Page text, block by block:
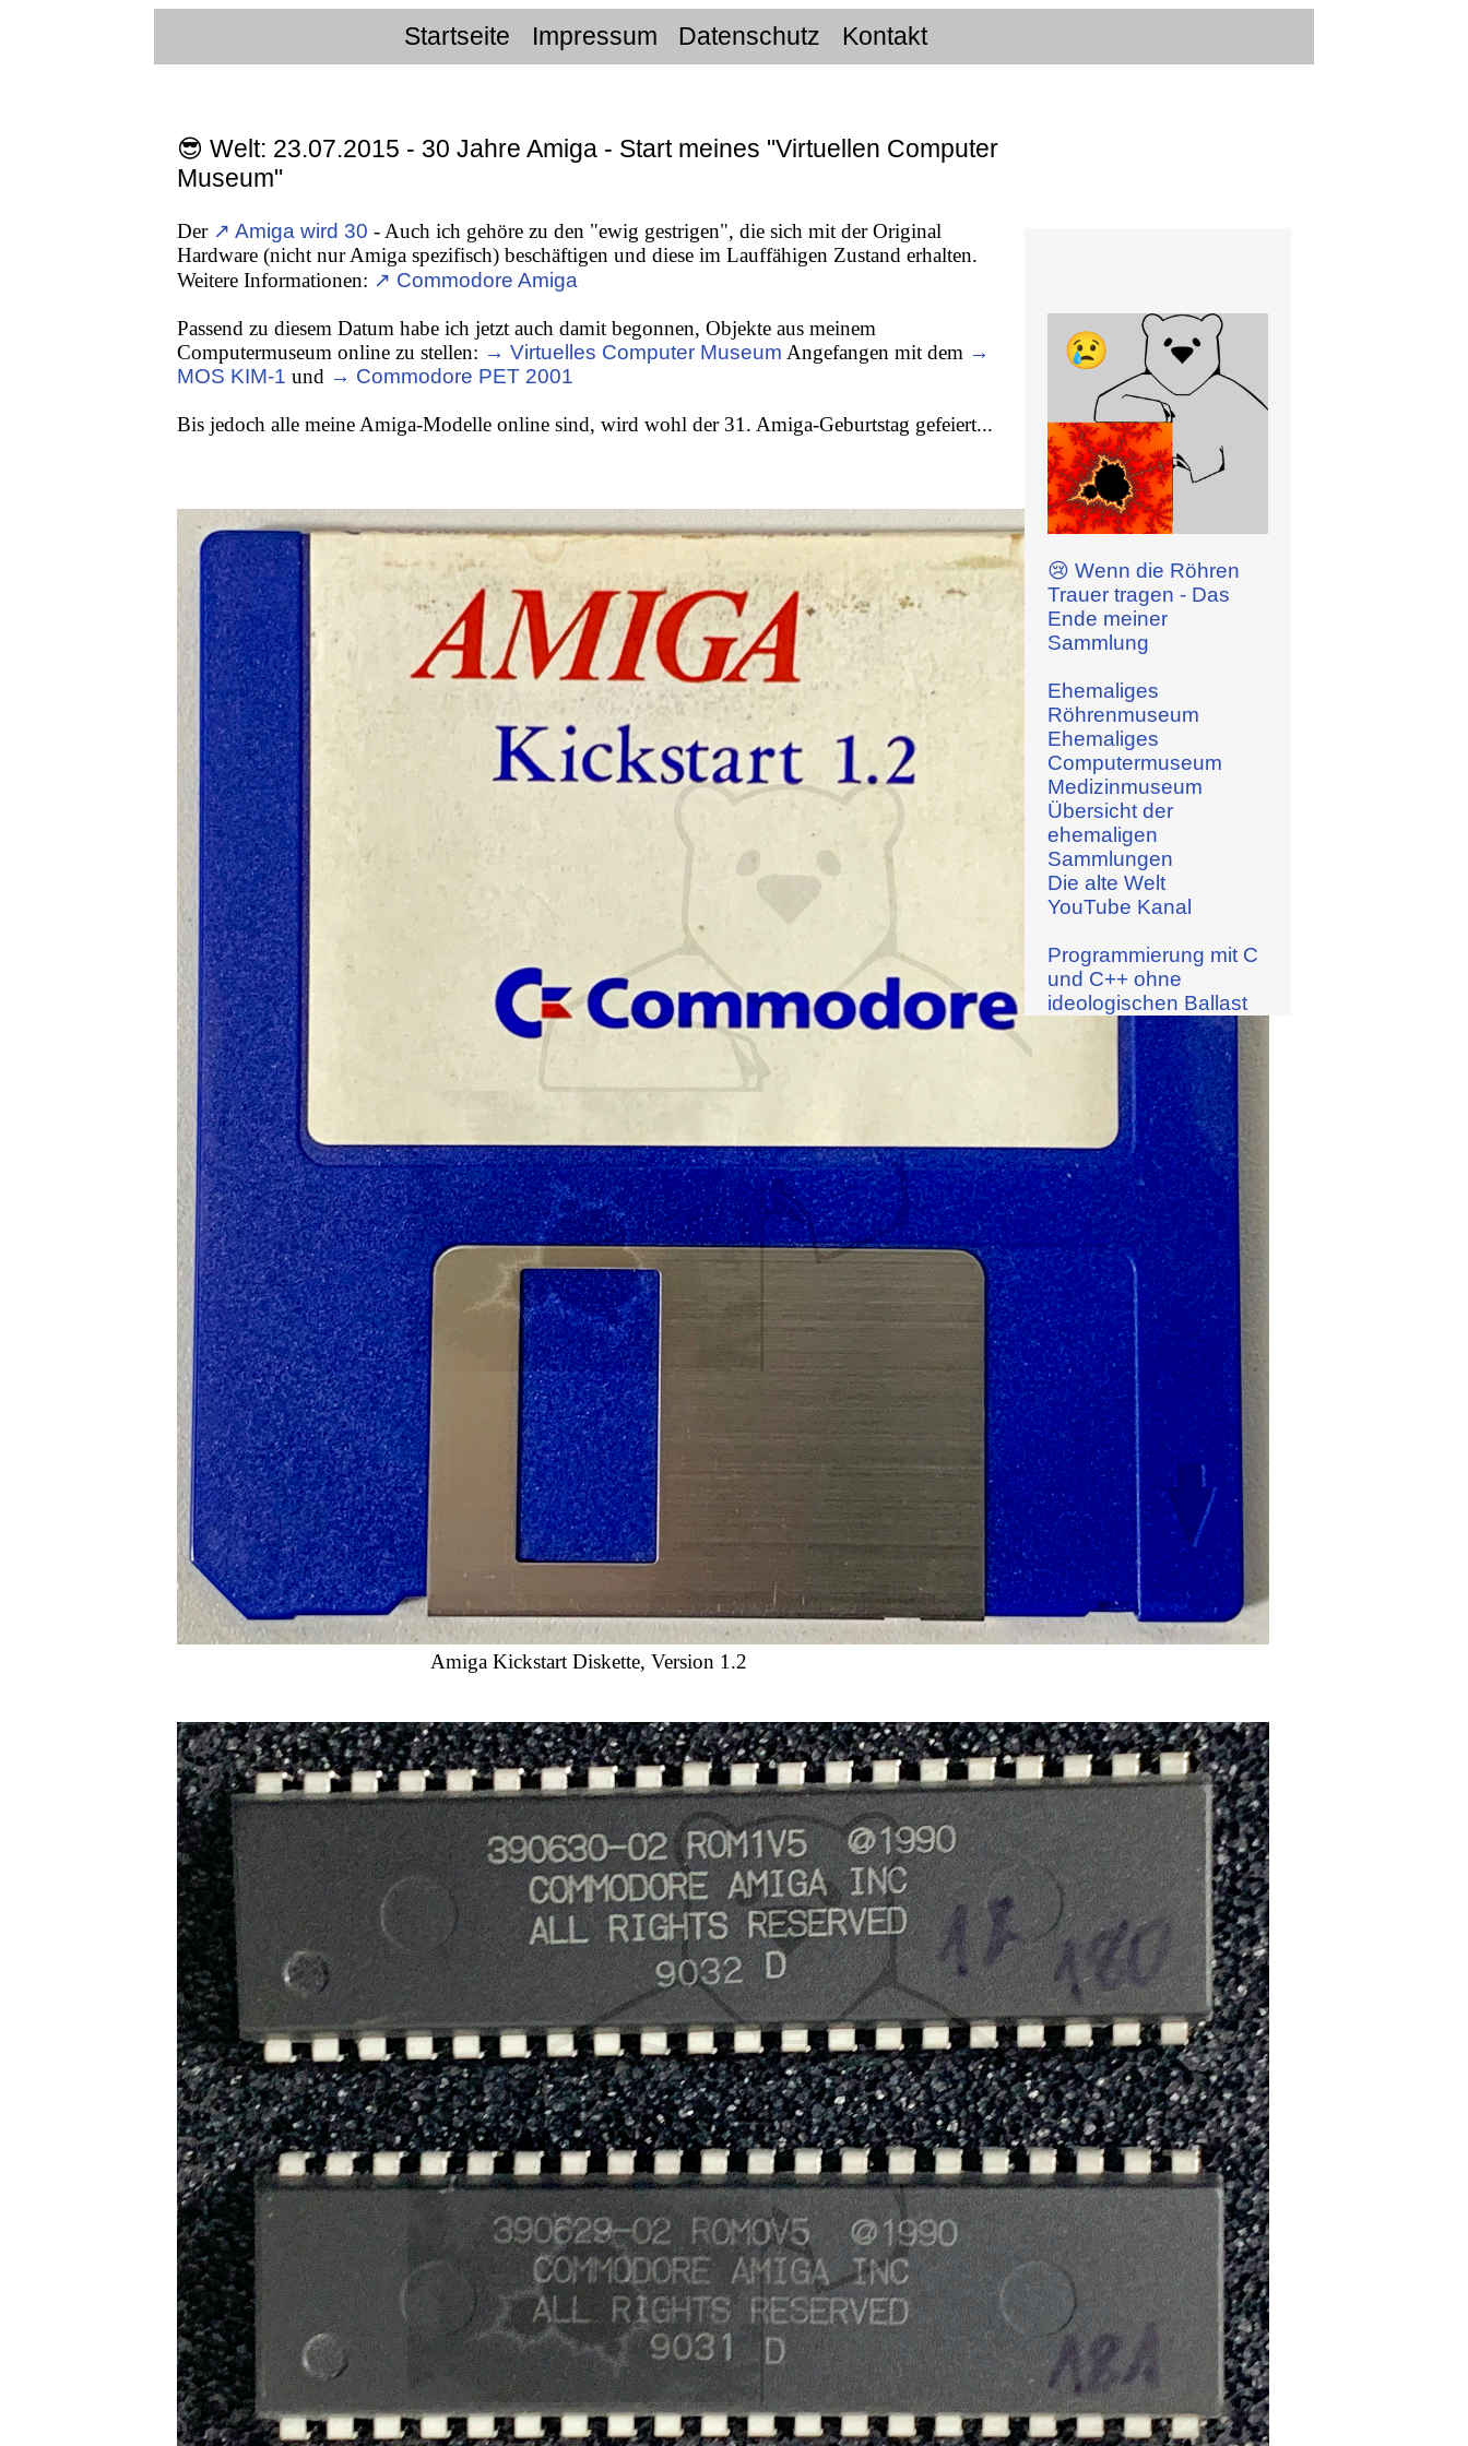
Startseite Impressum Datenschutz Kontakt
😎 Welt: 23.07.2015 - 30 Jahre Amiga - Start meines "Virtuellen Computer
Museum"
Der ↗ Amiga wird 30 - Auch ich gehöre zu den "ewig gestrigen", die sich mit der Original
Hardware (nicht nur Amiga spezifisch) beschäftigen und diese im Lauffähigen Zustand erhalten.
Weitere Informationen: ↗ Commodore Amiga
Passend zu diesem Datum habe ich jetzt auch damit begonnen, Objekte aus meinem
Computermuseum online zu stellen: → Virtuelles Computer Museum Angefangen mit dem →
MOS KIM-1 und → Commodore PET 2001
Bis jedoch alle meine Amiga-Modelle online sind, wird wohl der 31. Amiga-Geburtstag gefeiert...
Amiga Kickstart Diskette, Version 1.2
😢 Wenn die Röhren
Trauer tragen - Das
Ende meiner
Sammlung
Ehemaliges
Röhrenmuseum
Ehemaliges
Computermuseum
Medizinmuseum
Übersicht der
ehemaligen
Sammlungen
Die alte Welt
YouTube Kanal
Programmierung mit C
und C++ ohne
ideologischen Ballast